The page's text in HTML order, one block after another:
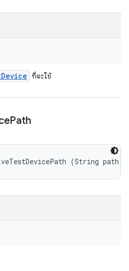
Device ที่จะใช้
Path
(String path)